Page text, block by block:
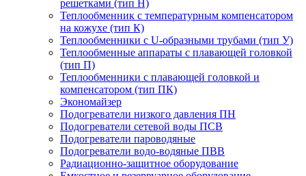
решетками (тип Н)
Теплообменник с температурным компенсатором
на кожухе (тип К)
Теплообменники с U-образными трубами (тип У)
Теплообменные аппараты с плавающей головкой
(тип П)
Теплообменники с плавающей головкой и
компенсатором (тип ПК)
Экономайзер
Подогреватели низкого давления ПН
Подогреватели сетевой воды ПСВ
Подогреватели пароводяные
Подогреватели водо-водяные ПВВ
Радиационно-защитное оборудование